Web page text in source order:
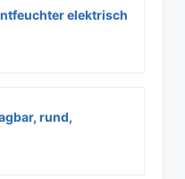
elektrisch
rund,